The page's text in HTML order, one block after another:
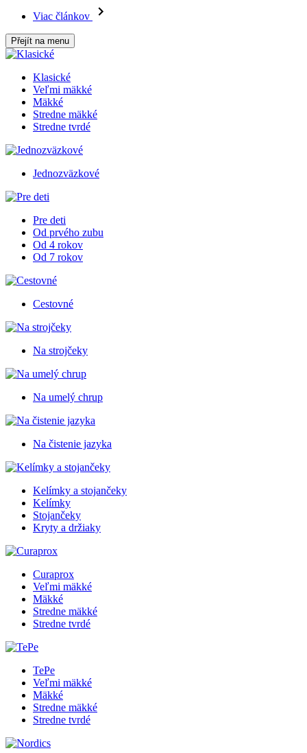
Viac článkov
Přejít na menu
Klasické
Veľmi mäkké
Mäkké
Stredne mäkké
Stredne tvrdé
Jednozväzkové
Pre deti
Od prvého zubu
Od 4 rokov
Od 7 rokov
Cestovné
Na strojčeky
Na umelý chrup
Na čistenie jazyka
Kelímky a stojančeky
Kelímky
Stojančeky
Kryty a držiaky
Curaprox
Veľmi mäkké
Mäkké
Stredne mäkké
Stredne tvrdé
TePe
Veľmi mäkké
Mäkké
Stredne mäkké
Stredne tvrdé